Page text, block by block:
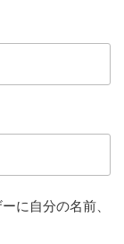
に自分の名前、